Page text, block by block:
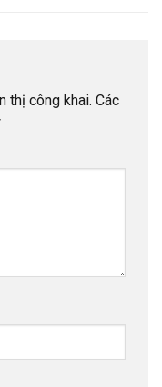
thị công khai. Các